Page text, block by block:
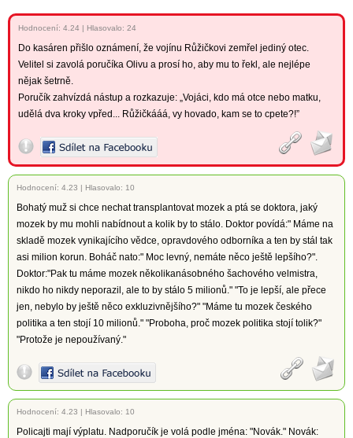
Hodnocení: 4.24 | Hlasovalo: 24
Do kasáren přišlo oznámení, že vojínu Růžičkovi zemřel jediný otec.
Velitel si zavolá poručíka Olivu a prosí ho, aby mu to řekl, ale nejlépe
nějak šetrně.
Poručík zahvízdá nástup a rozkazuje: „Vojáci, kdo má otce nebo matku,
udělá dva kroky vpřed... Růžičkááá, vy hovado, kam se to cpete?!”
Hodnocení: 4.23 | Hlasovalo: 10
Bohatý muž si chce nechat transplantovat mozek a ptá se doktora, jaký
mozek by mu mohli nabídnout a kolik by to stálo. Doktor povídá:" Máme na
skladě mozek vynikajícího vědce, opravdového odborníka a ten by stál tak
asi milion korun. Boháč nato:" Moc levný, nemáte něco ještě lepšího?".
Doktor:"Pak tu máme mozek několikanásobného šachového velmistra,
nikdo ho nikdy neporazil, ale to by stálo 5 milionů." "To je lepší, ale přece
jen, nebylo by ještě něco exkluzivnějšího?" "Máme tu mozek českého
politika a ten stojí 10 milionů." "Proboha, proč mozek politika stojí tolik?"
"Protože je nepoužívaný."
Hodnocení: 4.23 | Hlasovalo: 10
Policajti mají výplatu. Nadporučík je volá podle jména: "Novák." Novák: